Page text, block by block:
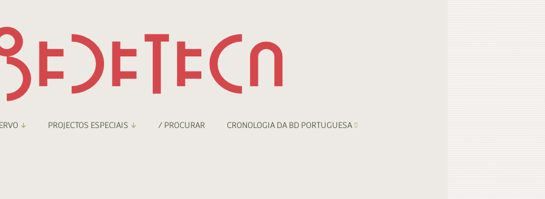
PROJECTOS ESPECIAIS / PROCURAR CRONOLOGIA DA BD PORTUGUESA